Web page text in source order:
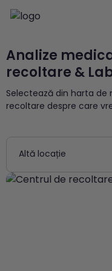
Analize
recoltare &
Selectează din harta de
recoltare despre care
Altă locație